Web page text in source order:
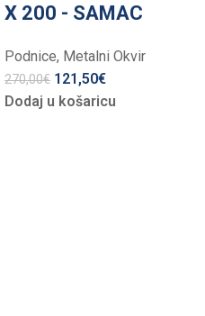
X 200 - SAMAC
Podnice, Metalni Okvir
270,00€ 121,50€
Dodaj u košaricu